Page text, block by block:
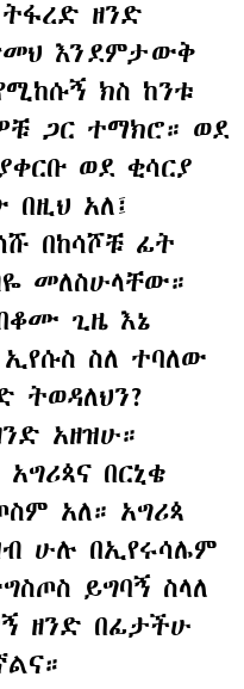
ዘንድ
እንደምታውቅ
ክስ ከንቱ
ጋር ተማክሮ። ወደ
ወደ ቂሳርያ
አለ፤
በከሳሾቹ ፊት
መለስሁላቸው።
ጊዜ እኔ
ስለ ተባለው
ትወዳለህን?
አዘዝሁ።
በርኒቄ
አለ። አግሪጳ
ሁሉ በኢየሩሳሌም
ይግባኝ ስላለ
ዘንድ በፊታችሁ